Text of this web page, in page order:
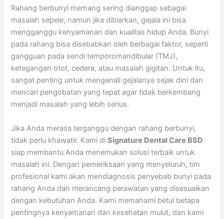
Rahang berbunyi memang sering dianggap sebagai
masalah sepele, namun jika dibiarkan, gejala ini bisa
mengganggu kenyamanan dan kualitas hidup Anda. Bunyi
pada rahang bisa disebabkan oleh berbagai faktor, seperti
gangguan pada sendi temporomandibular (TMJ),
ketegangan otot, cedera, atau masalah gigitan. Untuk itu,
sangat penting untuk mengenali gejalanya sejak dini dan
mencari pengobatan yang tepat agar tidak berkembang
menjadi masalah yang lebih serius.
Jika Anda merasa terganggu dengan rahang berbunyi,
tidak perlu khawatir. Kami diSignature Dental Care BSD
siap membantu Anda menemukan solusi terbaik untuk
masalah ini. Dengan pemeriksaan yang menyeluruh, tim
profesional kami akan mendiagnosis penyebab bunyi pada
rahang Anda dan merancang perawatan yang disesuaikan
dengan kebutuhan Anda. Kami memahami betul betapa
pentingnya kenyamanan dan kesehatan mulut, dan kami